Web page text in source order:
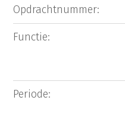
Opdrachtnummer:
Functie:
Periode: